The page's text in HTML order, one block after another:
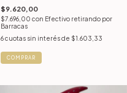
$9.620,00
$7.696,00 con Efectivo retirando por
Barracas
6 cuotas sin interés de $1.603,33
COMPRAR